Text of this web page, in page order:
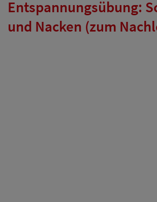
Entspannungsübung:
und Nacken (zum